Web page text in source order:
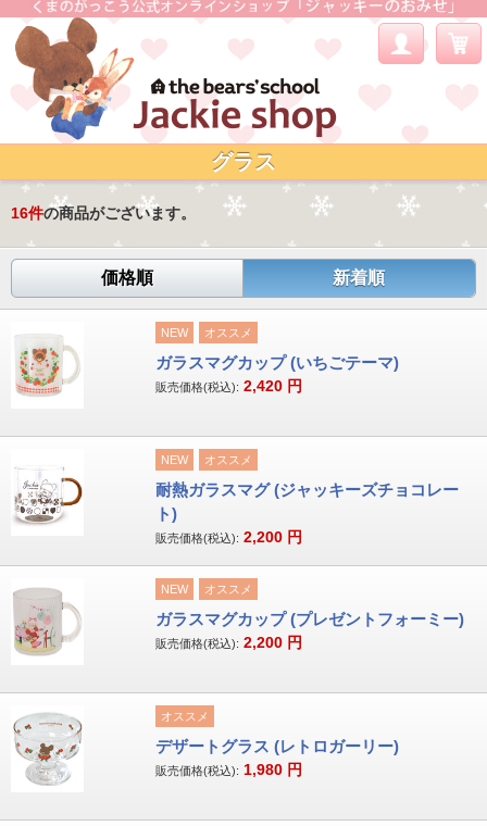
グラス
16件の商品がございます。
価格順 新着順
NEW オススメ
ガラスマグカップ (いちごテーマ)
販売価格(税込): 2,420 円
NEW オススメ
耐熱ガラスマグ (ジャッキーズチョコレー
ト)
販売価格(税込): 2,200 円
NEW オススメ
ガラスマグカップ (プレゼントフォーミー)
販売価格(税込): 2,200 円
オススメ
デザートグラス (レトロガーリー)
販売価格(税込): 1,980 円